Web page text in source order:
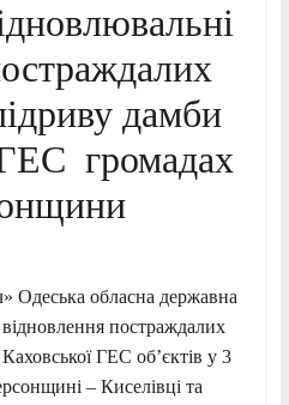
дамби
громадах
Одеська обласна державна
постраждалих
ГЕС об’єктів у 3
– Киселівці та